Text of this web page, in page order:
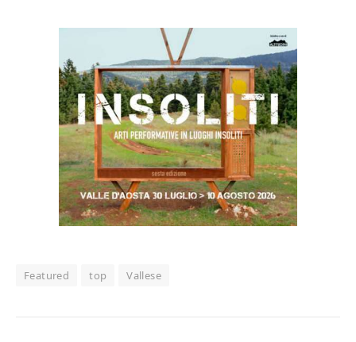
Featured top Vallese